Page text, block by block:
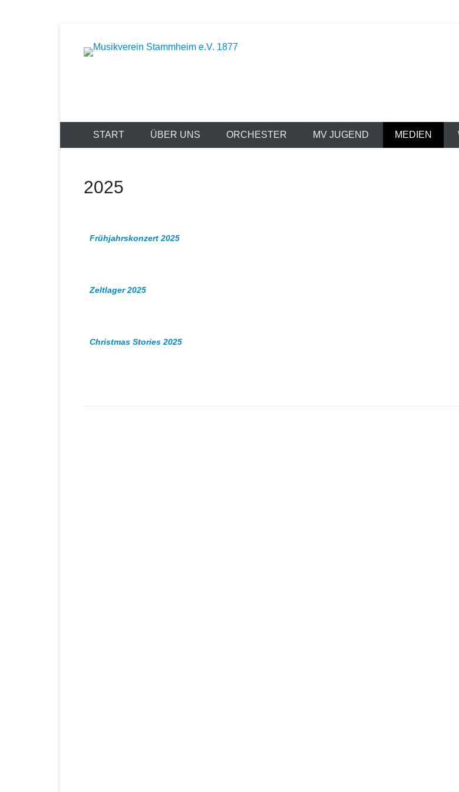
START ÜBER UNS ORCHESTER MV JUGEND MEDIEN
2025
Frühjahrskonzert 2025
Zeltlager 2025
Christmas Stories 2025